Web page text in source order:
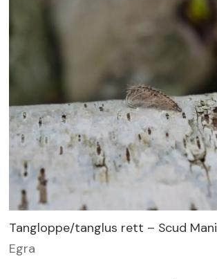
Tangloppe/tanglus rett – Scud Mani
Egra